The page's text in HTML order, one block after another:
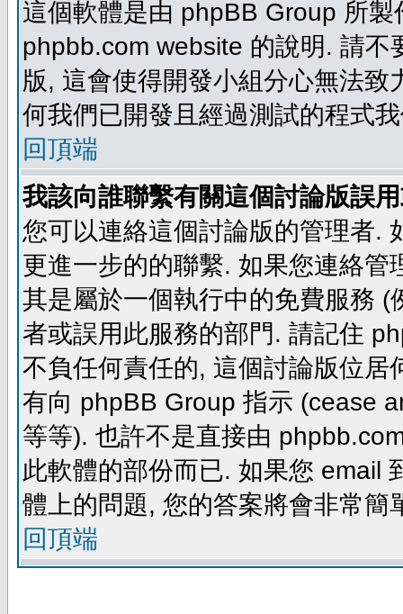
這個軟體是由 phpBB Group 所
phpbb.com website 的說明. 請
版, 這會使得開發小組分心無法
何我們已開發且經過測試的程式
回頂端
我該向誰聯繫有關這個討論版誤
您可以連絡這個討論版的管理者.
更進一步的的聯繫. 如果您連絡
其是屬於一個執行中的免費服務
者或誤用此服務的部門. 請記住
不負任何責任的, 這個討論版位
有向 phpBB Group 指示 (cease
等等). 也許不是直接由
此軟體的部份而已. 如果您 email
體上的問題, 您的答案將會非常簡
回頂端